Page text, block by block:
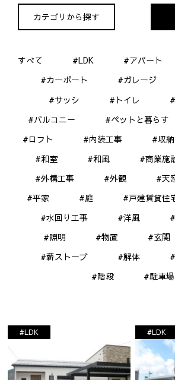
カテゴリから探す
すべて #LDK #アパート
#カーポート
#ガレージ
#サッシ
#トイレ
#バルコニー
#ペットと暮らす
#ロフト
#内装工事 #収納
#和室
#和風 #商業施
#外構工事
#外観 #天
#平家
#庭 #戸建賃貸住
#水回り工事
#洋風
#照明
#物置 #玄関
#薪ストーブ
#解体
#階段
#駐車場
#LDK #LDK